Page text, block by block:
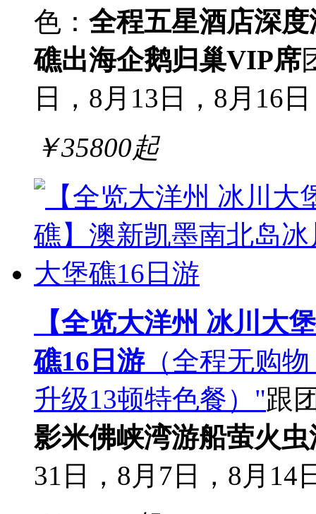
色： 全程五星酒店深度
礁出海企鹅归巢VIP席
日，8月13日，8月16
￥35800起
【全览大洋州 冰川大
礁16日游（全程无购
升级13顿特色餐）"跟
影米佛峡湾游船萤火虫
31日，8月7日，8月14